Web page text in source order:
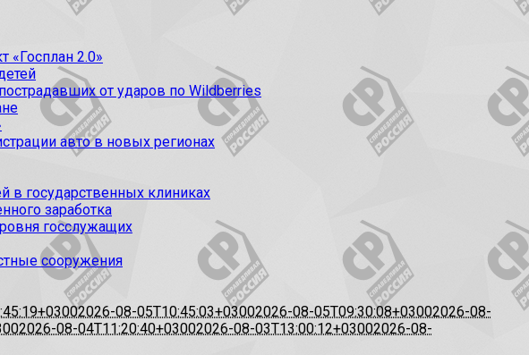
«Госплан 2.0»
от ударов по Wildberries
авто в новых регионах
государственных клиниках
заработка
госслужащих
сооружения
2026-08-05T10:45:03+03002026-08-05T09:30:08+03002026-08-
2026-08-04T11:20:40+03002026-08-03T13:00:12+03002026-08-